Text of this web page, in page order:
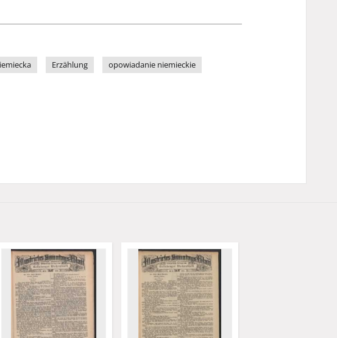
Erzählung
opowiadanie niemieckie